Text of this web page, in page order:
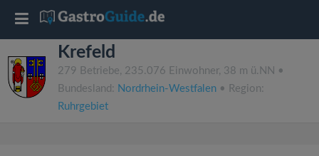
Krefeld
279 Betriebe, 235.076 Einwohner, 38 m ü.NN •
Bundesland: Nordrhein-Westfalen • Region:
Ruhrgebiet
T
o
g